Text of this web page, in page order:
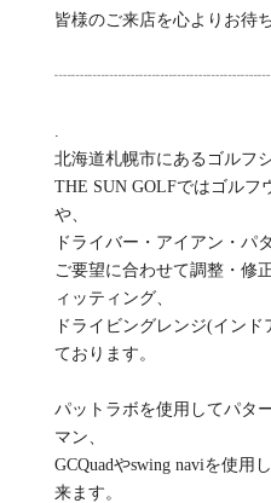
皆様のご来店を心よりお待
北海道札幌市にあるゴルフ
THE SUN GOLFではゴルフ
や、
ドライバー・アイアン・パ
ご要望に合わせて調整・修
ィッティング、
ドライビングレンジ(イン
ております。
パットラボを使用してパタ
マン、
GCQuadやswing naviを使用
来ます。